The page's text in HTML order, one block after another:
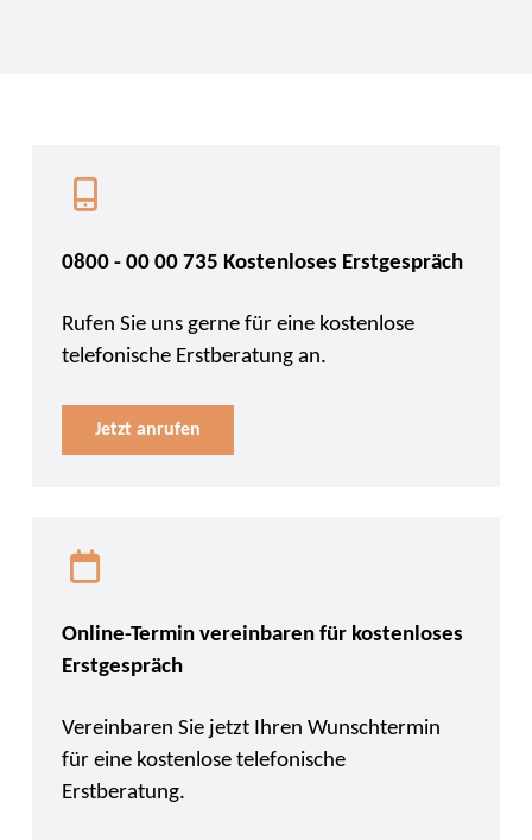
0800 - 00 00 735 Kostenloses Erstgespräch
Rufen Sie uns gerne für eine kostenlose
telefonische Erstberatung an.
Jetzt anrufen
Online-Termin vereinbaren für kostenloses
Erstgespräch
Vereinbaren Sie jetzt Ihren Wunschtermin
für eine kostenlose telefonische
Erstberatung.